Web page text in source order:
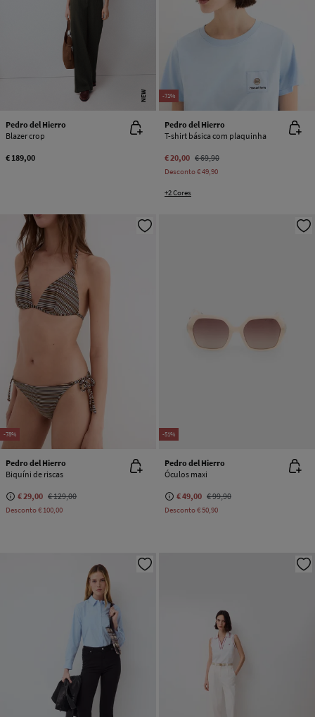
NEW
Pedro del Hierro
Blazer crop
€ 189,00
-71%
Pedro del Hierro
T-shirt básica com plaquinha
€ 20,00 € 69,90
Desconto€ 49,90
+2 Cores
-78%
Pedro del Hierro
Biquíni de riscas
€ 29,00 € 129,00
Desconto€ 100,00
-51%
Pedro del Hierro
Óculos maxi
€ 49,00 € 99,90
Desconto€ 50,90